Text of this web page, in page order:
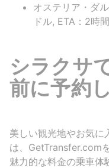
オステリア・ダ
ドル, ETA：2時
シラクサ
前に予約
美しい観光地やお気に
は、GetTransfer.com
魅力的な料金の乗車体